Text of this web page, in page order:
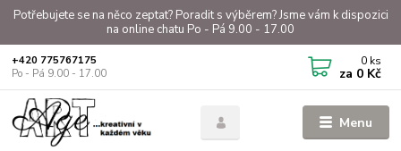
Potřebujete se na něco zeptat? Poradit s výběrem? Jsme vám k dispozici
na online chatu Po - Pá 9.00 - 17.00
Menu
+420 775767175
Po - Pá 9.00 - 17.00
0 ks
za 0 Kč